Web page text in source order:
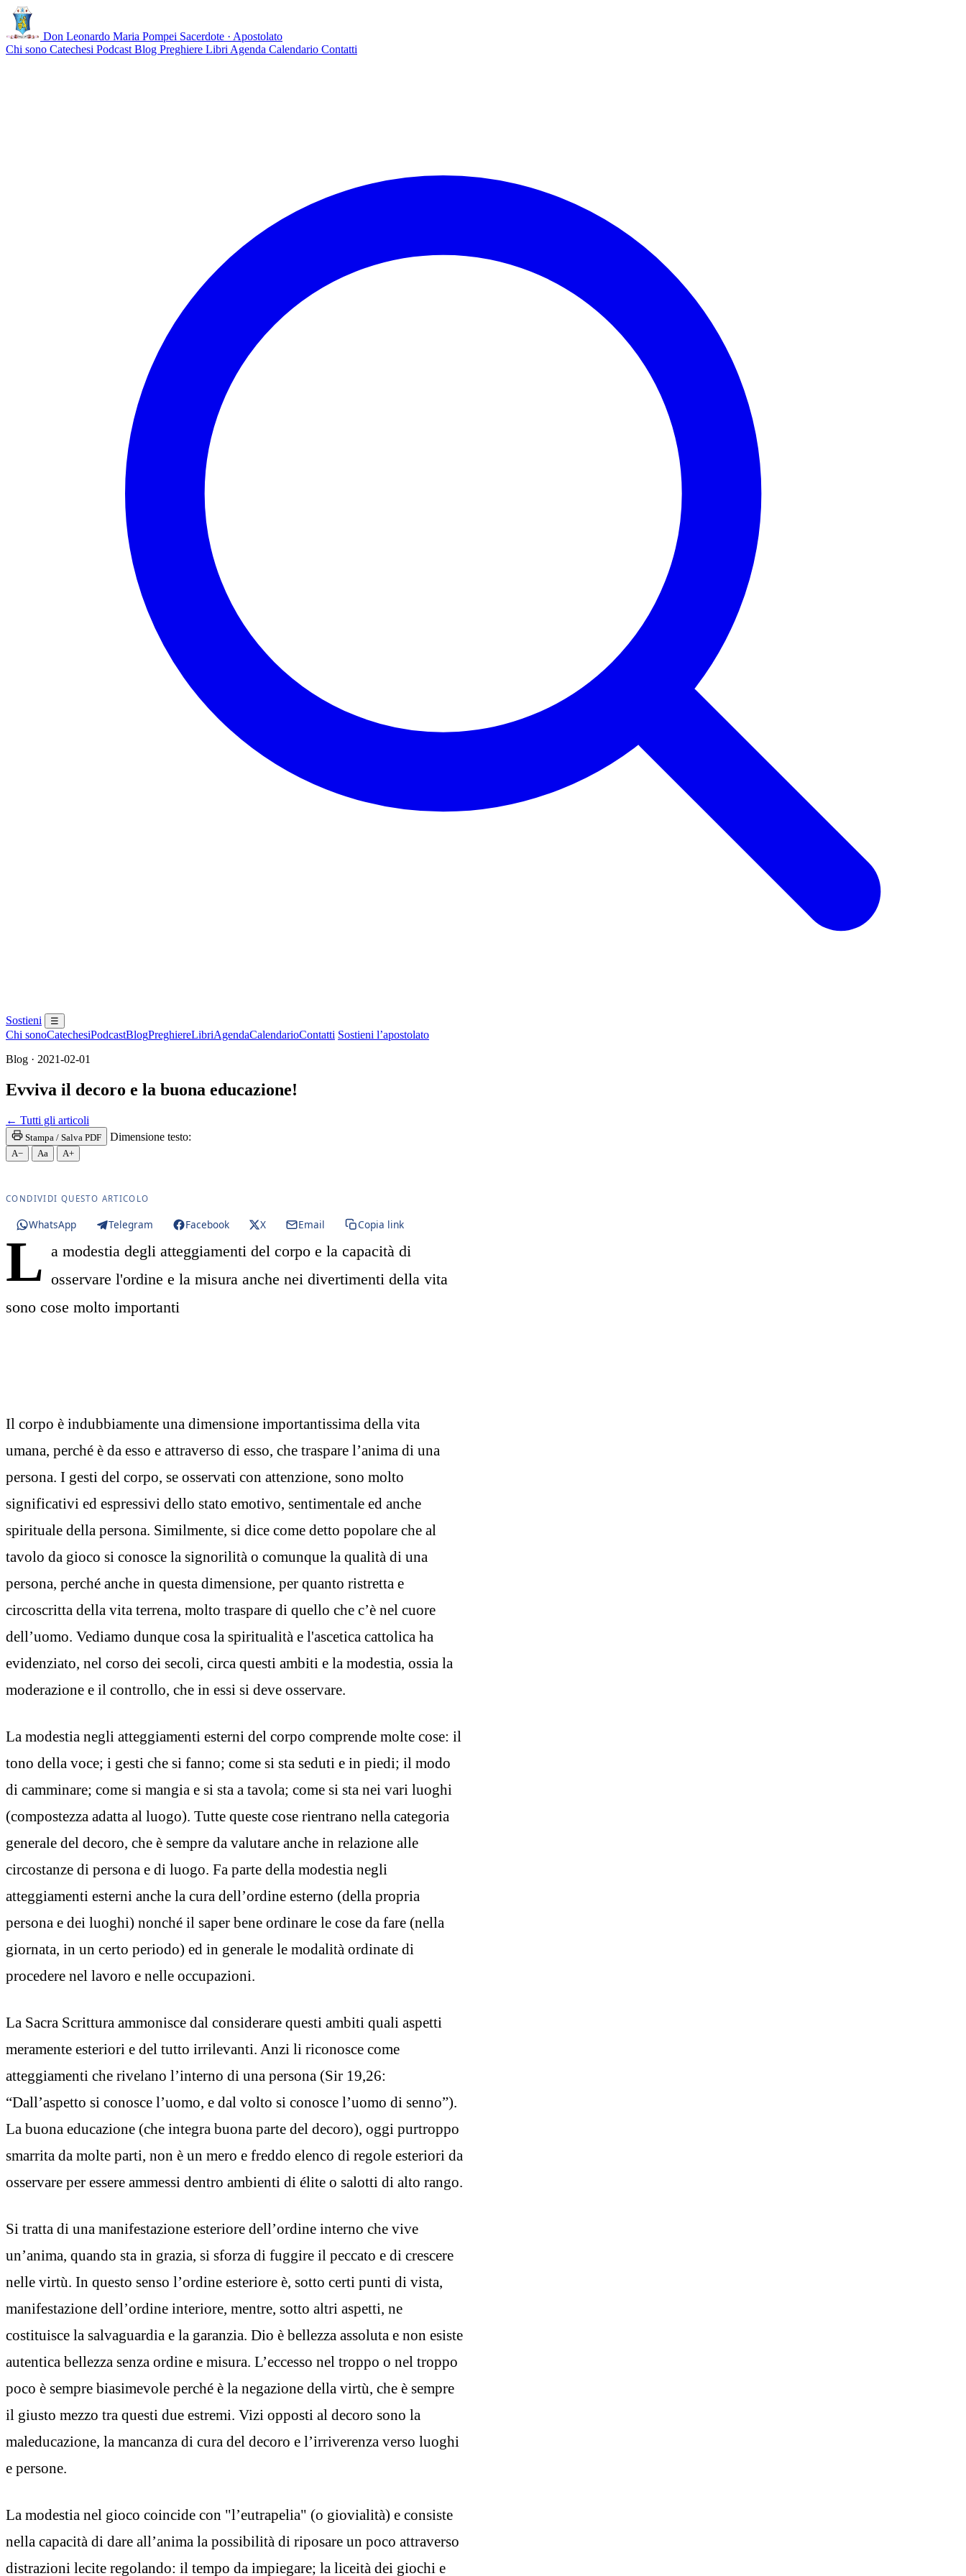
Don Leonardo Maria Pompei Sacerdote · Apostolato
Chi sono Catechesi Podcast Blog Preghiere Libri Agenda Calendario Contatti
Sostieni ☰
Chi sonoCatechesiPodcastBlogPreghiereLibriAgendaCalendarioContatti Sostieni l’apostolato
Blog · 2021-02-01
Evviva il decoro e la buona educazione!
← Tutti gli articoli
Stampa / Salva PDF Dimensione testo:
A− Aa A+
CONDIVIDI QUESTO ARTICOLO
WhatsApp Telegram Facebook X Email Copia link
L a modestia degli atteggiamenti del corpo e la capacità di
osservare l'ordine e la misura anche nei divertimenti della vita
sono cose molto importanti
Il corpo è indubbiamente una dimensione importantissima della vita
umana, perché è da esso e attraverso di esso, che traspare l’anima di una
persona. I gesti del corpo, se osservati con attenzione, sono molto
significativi ed espressivi dello stato emotivo, sentimentale ed anche
spirituale della persona. Similmente, si dice come detto popolare che al
tavolo da gioco si conosce la signorilità o comunque la qualità di una
persona, perché anche in questa dimensione, per quanto ristretta e
circoscritta della vita terrena, molto traspare di quello che c’è nel cuore
dell’uomo. Vediamo dunque cosa la spiritualità e l'ascetica cattolica ha
evidenziato, nel corso dei secoli, circa questi ambiti e la modestia, ossia la
moderazione e il controllo, che in essi si deve osservare.
La modestia negli atteggiamenti esterni del corpo comprende molte cose: il
tono della voce; i gesti che si fanno; come si sta seduti e in piedi; il modo
di camminare; come si mangia e si sta a tavola; come si sta nei vari luoghi
(compostezza adatta al luogo). Tutte queste cose rientrano nella categoria
generale del decoro, che è sempre da valutare anche in relazione alle
circostanze di persona e di luogo. Fa parte della modestia negli
atteggiamenti esterni anche la cura dell’ordine esterno (della propria
persona e dei luoghi) nonché il saper bene ordinare le cose da fare (nella
giornata, in un certo periodo) ed in generale le modalità ordinate di
procedere nel lavoro e nelle occupazioni.
La Sacra Scrittura ammonisce dal considerare questi ambiti quali aspetti
meramente esteriori e del tutto irrilevanti. Anzi li riconosce come
atteggiamenti che rivelano l’interno di una persona (Sir 19,26:
“Dall’aspetto si conosce l’uomo, e dal volto si conosce l’uomo di senno”).
La buona educazione (che integra buona parte del decoro), oggi purtroppo
smarrita da molte parti, non è un mero e freddo elenco di regole esteriori da
osservare per essere ammessi dentro ambienti di élite o salotti di alto rango.
Si tratta di una manifestazione esteriore dell’ordine interno che vive
un’anima, quando sta in grazia, si sforza di fuggire il peccato e di crescere
nelle virtù. In questo senso l’ordine esteriore è, sotto certi punti di vista,
manifestazione dell’ordine interiore, mentre, sotto altri aspetti, ne
costituisce la salvaguardia e la garanzia. Dio è bellezza assoluta e non esiste
autentica bellezza senza ordine e misura. L’eccesso nel troppo o nel troppo
poco è sempre biasimevole perché è la negazione della virtù, che è sempre
il giusto mezzo tra questi due estremi. Vizi opposti al decoro sono la
maleducazione, la mancanza di cura del decoro e l’irriverenza verso luoghi
e persone.
La modestia nel gioco coincide con "l’eutrapelia" (o giovialità) e consiste
nella capacità di dare all’anima la possibilità di riposare un poco attraverso
distrazioni lecite regolando: il tempo da impiegare; la liceità dei giochi e